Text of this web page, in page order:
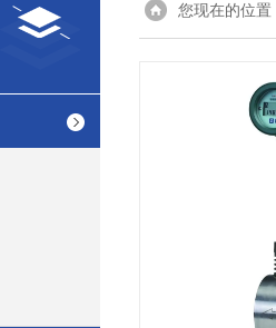
您现在的位置